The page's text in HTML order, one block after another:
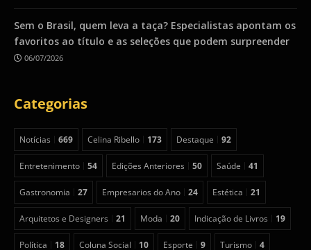
Sem o Brasil, quem leva a taça? Especialistas apontam os
favoritos ao título e as seleções que podem surpreender
06/07/2026
Categorias
Notícias 669 Celina Ribello 173 Destaque 92
Entretenimento 54 Edições Anteriores 50 Saúde 41
Gastronomia 27 Empresarios do Ano 24 Estética 21
Arquitetos e Designers 21 Moda 20 Indicação de Livros 19
Política 18 Coluna Social 10 Esporte 9 Turismo 4